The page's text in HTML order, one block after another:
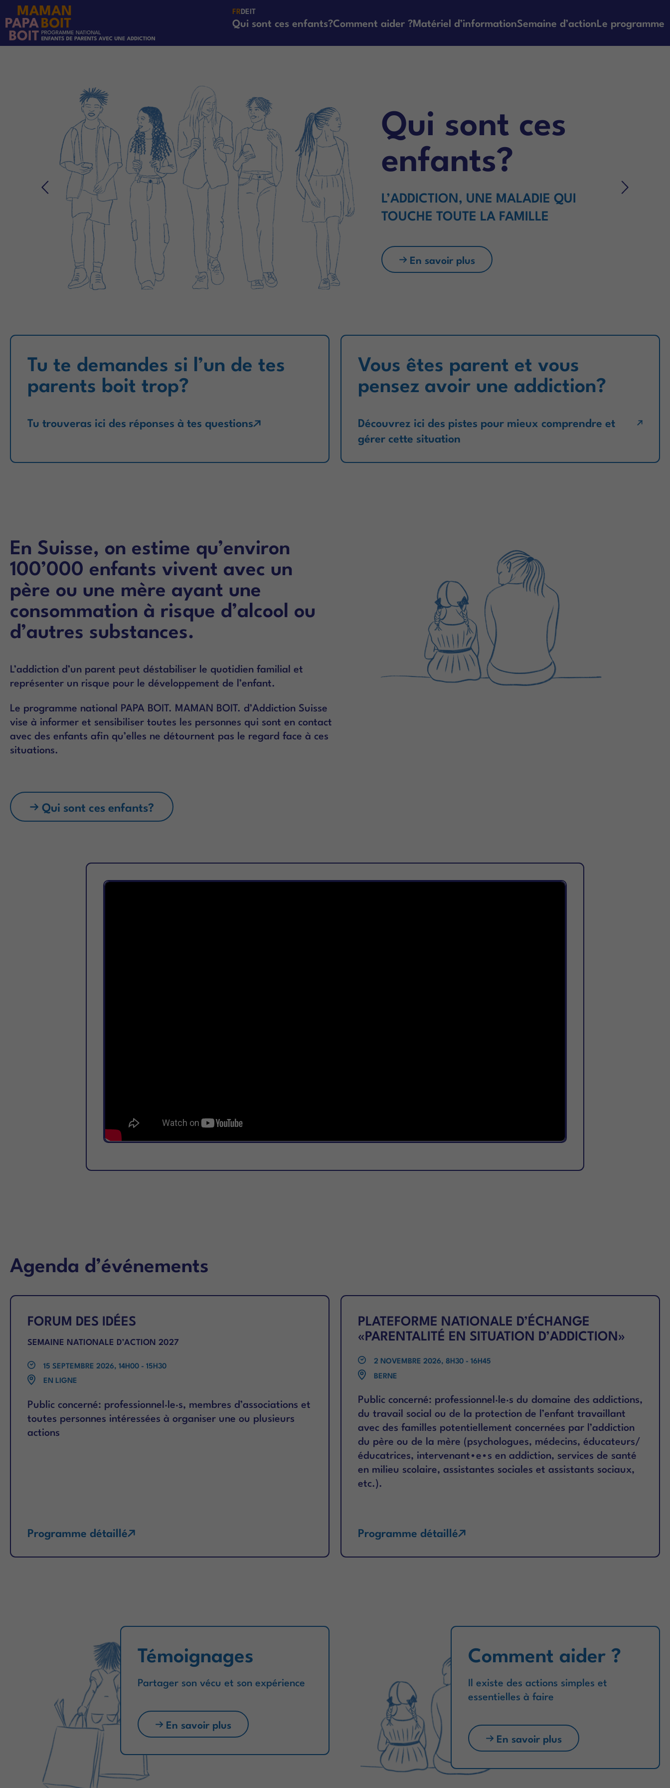
FRDEIT
Qui sont ces enfants?Comment aider ?Matériel d’informationSemaine d’actionLe programme
Qui sont ces
enfants?
L’ADDICTION, UNE MALADIE QUI
TOUCHE TOUTE LA FAMILLE
En savoir plus
Tu te demandes si l’un de tes
parents boit trop?
Tu trouveras ici des réponses à tes questions
Vous êtes parent et vous
pensez avoir une addiction?
Découvrez ici des pistes pour mieux comprendre et
gérer cette situation
En Suisse, on estime qu’environ
100’000 enfants vivent avec un
père ou une mère ayant une
consommation à risque d’alcool ou
d’autres substances.
L’addiction d’un parent peut déstabiliser le quotidien familial et
représenter un risque pour le développement de l’enfant.
Le programme national PAPA BOIT. MAMAN BOIT. d’Addiction Suisse
vise à informer et sensibiliser toutes les personnes qui sont en contact
avec des enfants afin qu’elles ne détournent pas le regard face à ces
situations.
Qui sont ces enfants?
Agenda d’événements
FORUM DES IDÉES
SEMAINE NATIONALE D’ACTION 2027
15 SEPTEMBRE 2026, 14H00 - 15H30
EN LIGNE
Public concerné: professionnel·le·s, membres d’associations et
toutes personnes intéressées à organiser une ou plusieurs
actions
Programme détaillé
PLATEFORME NATIONALE D’ÉCHANGE
«PARENTALITÉ EN SITUATION D’ADDICTION»
2 NOVEMBRE 2026, 8H30 - 16H45
BERNE
Public concerné: professionnel·le·s du domaine des addictions,
du travail social ou de la protection de l’enfant travaillant
avec des familles potentiellement concernées par l’addiction
du père ou de la mère (psychologues, médecins, éducateurs/
éducatrices, intervenant∙e∙s en addiction, services de santé
en milieu scolaire, assistantes sociales et assistants sociaux,
etc.).
Programme détaillé
Témoignages
Partager son vécu et son expérience
En savoir plus
Comment aider ?
Il existe des actions simples et
essentielles à faire
En savoir plus